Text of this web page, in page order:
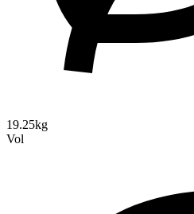
19.25kg
Vol